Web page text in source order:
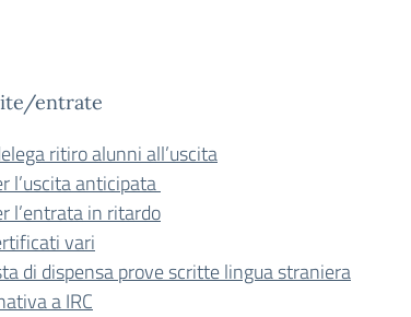
entrate
ritiro alunni all’uscita
l’uscita anticipata
l’entrata in ritardo
vari
di dispensa prove scritte lingua straniera
a IRC